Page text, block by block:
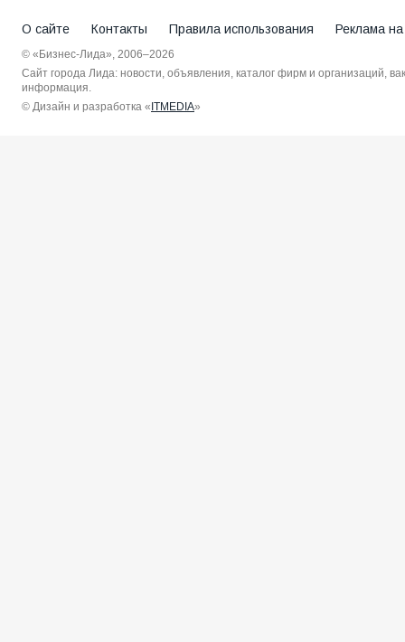
О сайте Контакты Правила использования Реклама
© «Бизнес-Лида», 2006–2026
Сайт города Лида: новости, объявления, каталог фирм и организаций,
информация.
© Дизайн и разработка «ITMEDIA»